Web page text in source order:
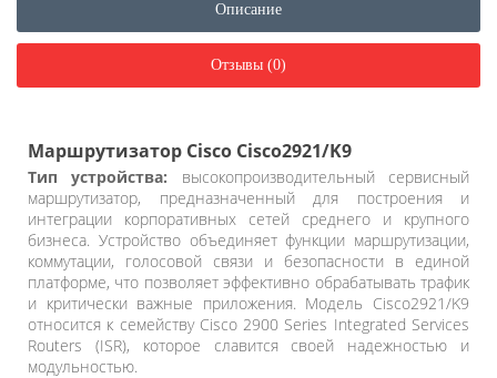
Описание
Отзывы (0)
Маршрутизатор Cisco Cisco2921/K9
Тип устройства: высокопроизводительный сервисный
маршрутизатор, предназначенный для построения и
интеграции корпоративных сетей среднего и крупного
бизнеса. Устройство объединяет функции маршрутизации,
коммутации, голосовой связи и безопасности в единой
платформе, что позволяет эффективно обрабатывать трафик
и критически важные приложения. Модель Cisco2921/K9
относится к семейству Cisco 2900 Series Integrated Services
Routers (ISR), которое славится своей надежностью и
модульностью.